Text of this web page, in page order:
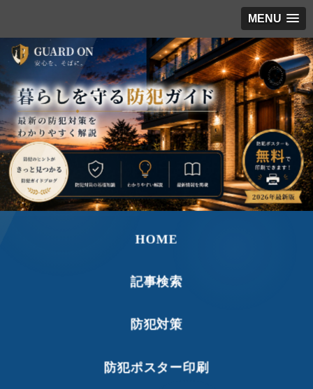
MENU
HOME
記事検索
防犯対策
防犯ポスター印刷